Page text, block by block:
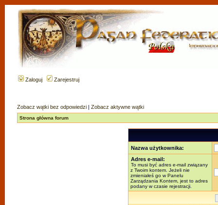
Zaloguj Zarejestruj
Zobacz wątki bez odpowiedzi | Zobacz aktywne wątki
Strona główna forum
Nazwa użytkownika:
Adres e-mail:
To musi być adres e-mail związany
z Twoim kontem. Jeżeli nie
zmieniałeś go w Panelu
Zarządzania Kontem, jest to adres
podany w czasie rejestracji.